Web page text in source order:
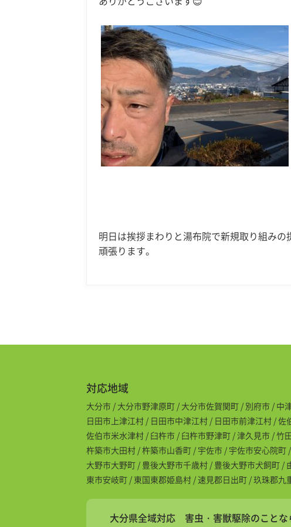
明日は挨拶まわりと湯布院で新規取り組みの
頑張ります。
対応地域
大分市 / 大分市野津原町 / 大分市佐賀関町 / 別府市 /
日田市上津江村 / 日田市中津江村 / 日田市前津江村 /
佐伯市米水津村 / 臼杵市 / 臼杵市野津町 / 津久見市 /
杵築市大田村 / 杵築市山香町 / 宇佐市 / 宇佐市安心院
大野市大野町 / 豊後大野市千歳村 / 豊後大野市犬飼町 /
東市安岐町 / 東国東郡姫島村 / 速見郡日出町 / 玖珠郡九
大分県全域対応 害虫・害獣駆除のことな